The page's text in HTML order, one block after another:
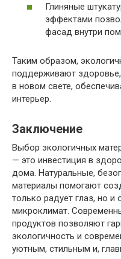
Глиняные
эффектами
фасад внутри
Таким образом,
поддерживают
в новом свете,
интерьер.
Заключение
Выбор экологичных
— это инвестиция в
дома. Натуральные,
материалы помогают
только радует глаз, но и
микроклимат.
продуктов позволяют
экологичность и
уютным, стильным и,